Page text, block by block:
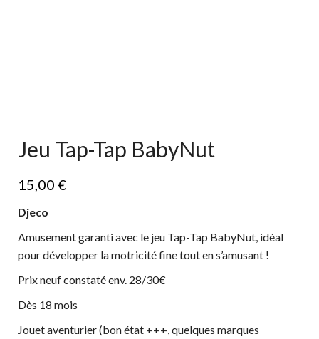
Jeu Tap-Tap BabyNut
15,00 €
Djeco
Amusement garanti avec le jeu Tap-Tap BabyNut, idéal
pour développer la motricité fine tout en s’amusant !
Prix neuf constaté env. 28/30€
Dès 18 mois
Jouet aventurier (bon état +++, quelques marques